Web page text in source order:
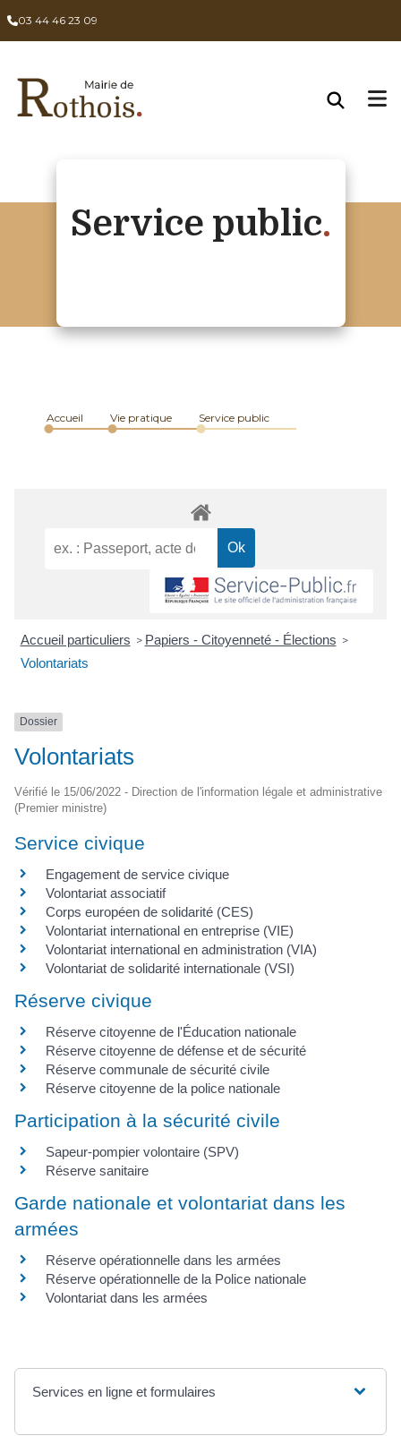
03 44 46 23 09
Service public
Accueil Vie pratique Service public
Accueil particuliers > Papiers - Citoyenneté - Élections >
Volontariats
Dossier
Volontariats
Vérifié le 15/06/2022 - Direction de l'information légale et administrative
(Premier ministre)
Service civique
Engagement de service civique
Volontariat associatif
Corps européen de solidarité (CES)
Volontariat international en entreprise (VIE)
Volontariat international en administration (VIA)
Volontariat de solidarité internationale (VSI)
Réserve civique
Réserve citoyenne de l'Éducation nationale
Réserve citoyenne de défense et de sécurité
Réserve communale de sécurité civile
Réserve citoyenne de la police nationale
Participation à la sécurité civile
Sapeur-pompier volontaire (SPV)
Réserve sanitaire
Garde nationale et volontariat dans les
armées
Réserve opérationnelle dans les armées
Réserve opérationnelle de la Police nationale
Volontariat dans les armées
Services en ligne et formulaires